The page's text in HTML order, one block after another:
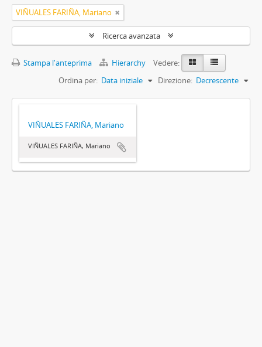
VIÑUALES FARIÑA, Mariano
Ricerca avanzata
Stampa l'anteprima Hierarchy
Vedere:
Ordina per: Data iniziale Direzione: Decrescente
VIÑUALES FARIÑA, Mariano
VIÑUALES FARIÑA, Mariano